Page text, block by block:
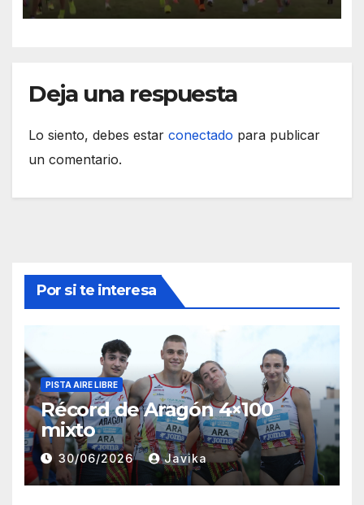
Deja una respuesta
Lo siento, debes estar conectado para publicar
un comentario.
Por si te interesa
PISTA AIRE LIBRE
Récord de Aragón 4×100
mixto
30/06/2026 Javika